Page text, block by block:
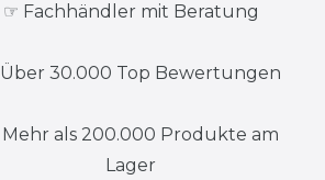
☞ Fachhändler mit Beratung
30.000 Top Bewertungen
als 200.000 Produkte am
Lager